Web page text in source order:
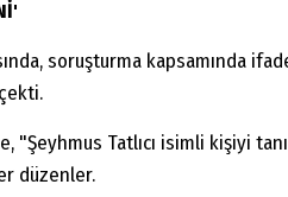
soruşturma kapsamında
"Şeyhmus Tatlıcı isimli kişiyi
düzenler.